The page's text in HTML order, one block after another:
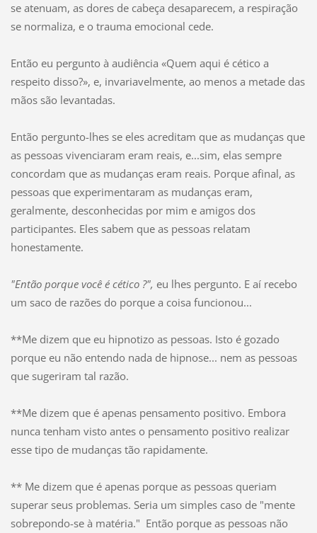
se atenuam, as dores de cabeça desaparecem, a respiração
se normaliza, e o trauma emocional cede.
Então eu pergunto à audiência «Quem aqui é cético a
respeito disso?», e, invariavelmente, ao menos a metade das
mãos são levantadas.
Então pergunto-lhes se eles acreditam que as mudanças que
as pessoas vivenciaram eram reais, e...sim, elas sempre
concordam que as mudanças eram reais. Porque afinal, as
pessoas que experimentaram as mudanças eram,
geralmente, desconhecidas por mim e amigos dos
participantes. Eles sabem que as pessoas relatam
honestamente.
"Então porque você é cético ?", eu lhes pergunto. E aí recebo
um saco de razões do porque a coisa funcionou...
**Me dizem que eu hipnotizo as pessoas. Isto é gozado
porque eu não entendo nada de hipnose... nem as pessoas
que sugeriram tal razão.
**Me dizem que é apenas pensamento positivo. Embora
nunca tenham visto antes o pensamento positivo realizar
esse tipo de mudanças tão rapidamente.
** Me dizem que é apenas porque as pessoas queriam
superar seus problemas. Seria um simples caso de "mente
sobrepondo-se à matéria." Então porque as pessoas não